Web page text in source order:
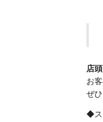
店
お
ぜ
◆ス